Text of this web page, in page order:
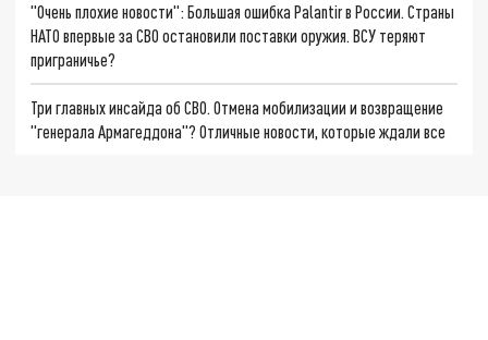
"Очень плохие новости": Большая ошибка Palantir в России. Страны
НАТО впервые за СВО остановили поставки оружия. ВСУ теряют
приграничье?
Три главных инсайда об СВО. Отмена мобилизации и возвращение
"генерала Армагеддона"? Отличные новости, которые ждали все